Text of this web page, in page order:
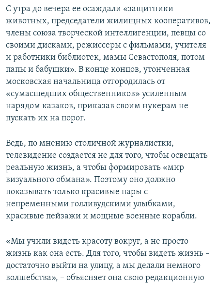
С утра до вечера ее осаждали «защитники
животных, председатели жилищных кооперативов,
члены союза творческой интеллигенции, певцы со
своими дисками, режиссеры с фильмами, учителя
и работники библиотек, мамы Севастополя, потом
папы и бабушки». В конце концов, утонченная
московская начальница отгородилась от
«сумасшедших общественников» усиленным
нарядом казаков, приказав своим нукерам не
пускать их на порог.
Ведь, по мнению столичной журналистки,
телевидение создается не для того, чтобы освещать
реальную жизнь, а чтобы формировать «мир
визуального обмана». Поэтому оно должно
показывать только красивые пары с
непременными голливудскими улыбками,
красивые пейзажи и мощные военные корабли.
«Мы учили видеть красоту вокруг, а не просто
жизнь как она есть. Для того, чтобы видеть жизнь –
достаточно выйти на улицу, а мы делали немного
волшебства», – объясняет она свою редакционную